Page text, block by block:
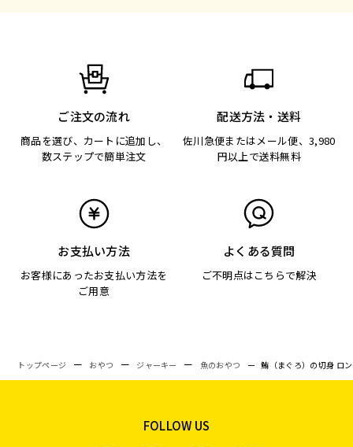
ご注文の流れ
商品を選び、カートに追加し、
数ステップで簡単注文
配送方法・送料
佐川急便またはメール便、3,980
円以上で送料無料
お支払い方法
お客様にあったお支払い方法を
ご用意
よくある質問
ご不明点はこちらで解決
トップページ おやつ ジャーキー 魚のおやつ 鮪（まぐろ）の切身 ロ
FOLLOW US